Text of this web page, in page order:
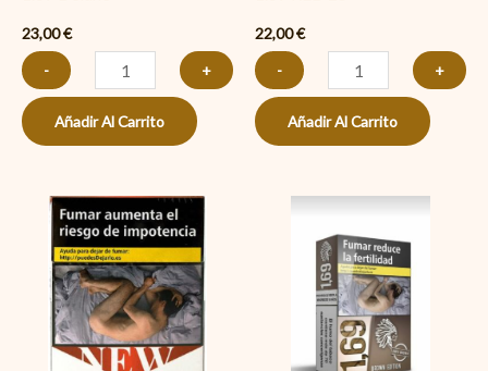
23,00€
-
+
Añadir Al Carrito
22,00€
-
+
Añadir Al Carrito
Marbella
Rojo
cantidad
Sin
Aditivos
cantidad